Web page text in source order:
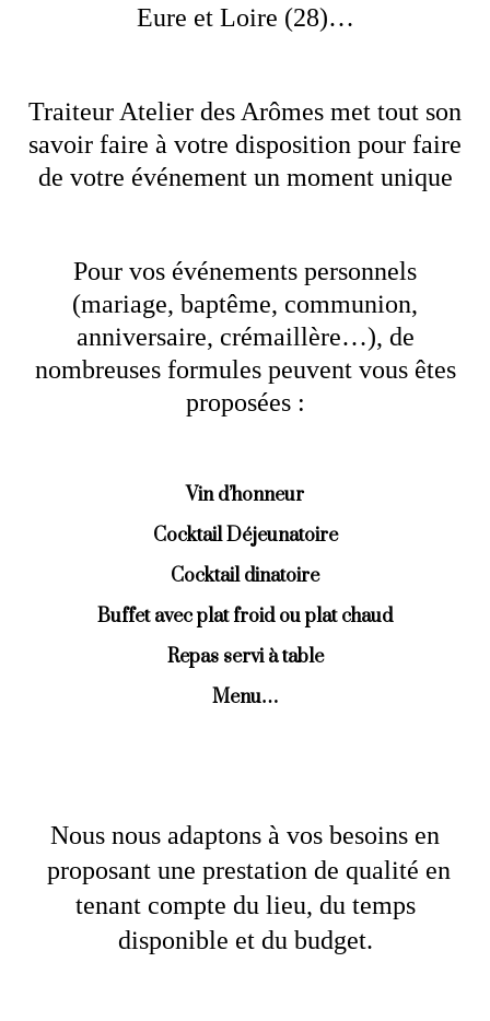
Eure et Loire (28)…
Traiteur Atelier des Arômes met tout son
savoir faire à votre disposition pour faire
de votre événement un moment unique
Pour vos événements personnels
(mariage, baptême, communion,
anniversaire, crémaillère…), de
nombreuses formules peuvent vous êtes
proposées :
Vin d’honneur
Cocktail Déjeunatoire
Cocktail dinatoire
Buffet avec plat froid ou plat chaud
Repas servi à table
Menu…
Nous nous adaptons à vos besoins en
proposant une prestation de qualité en
tenant compte du lieu, du temps
disponible et du budget.